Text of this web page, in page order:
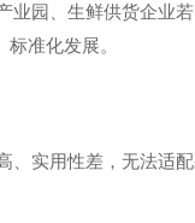
业园、生鲜供货企业
准化发展。
、实用性差，无法适